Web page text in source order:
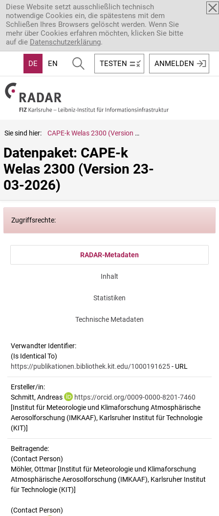
Direkt zum Inhalt
Diese Website setzt ausschließlich technisch
notwendige Cookies ein, die spätestens mit dem
Schließen Ihres Browsers gelöscht werden. Wenn Sie
mehr über Cookies erfahren möchten, klicken Sie bitte
auf die Datenschutzerklärung.
DE EN TESTEN ANMELDEN
Sie sind hier: CAPE-k Welas 2300 (Version 23-03-2026)
Datenpaket: CAPE-k
Welas 2300 (Version 23-
03-2026)
Zugriffsrechte:
RADAR-Metadaten
Inhalt
Statistiken
Technische Metadaten
Verwandter Identifier:
(Is Identical To)
https://publikationen.bibliothek.kit.edu/1000191625- URL
Ersteller/in:
Schmitt, Andreas
https://orcid.org/0009-0000-8201-7460
[Institut für Meteorologie und Klimaforschung Atmosphärische
Aerosolforschung (IMKAAF), Karlsruher Institut für Technologie
(KIT)]
Beitragende:
(Contact Person)
Möhler, Ottmar [Institut für Meteorologie und Klimaforschung
Atmosphärische Aerosolforschung (IMKAAF), Karlsruher Institut
für Technologie (KIT)]
(Contact Person)